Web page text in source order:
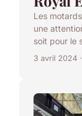
Les
une
soit pour le
3 avril 2024